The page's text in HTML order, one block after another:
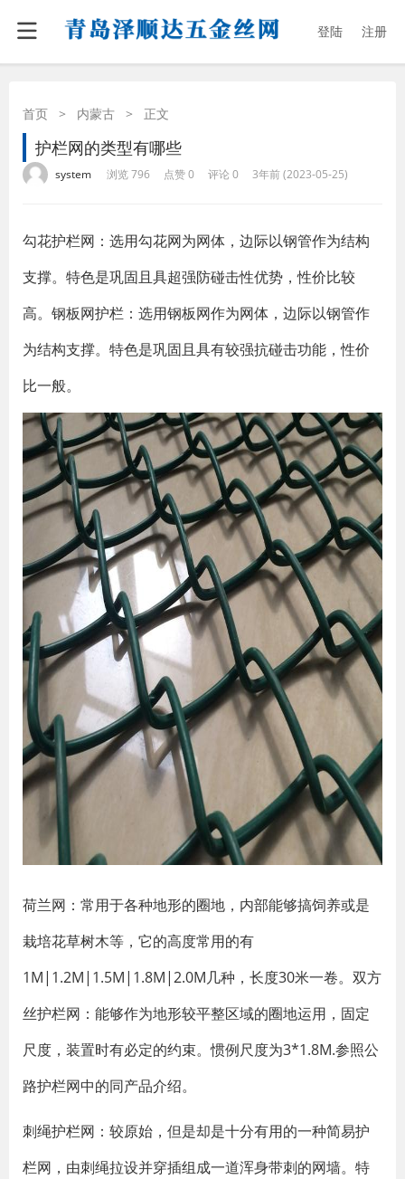
登陆 注册
首页 > 内蒙古 > 正文
护栏网的类型有哪些
system 浏览 796 点赞 0 评论 0 3年前 (2023-05-25)
勾花护栏网：选用勾花网为网体，边际以钢管作为结构
支撑。特色是巩固且具超强防碰击性优势，性价比较
高。钢板网护栏：选用钢板网作为网体，边际以钢管作
为结构支撑。特色是巩固且具有较强抗碰击功能，性价
比一般。
荷兰网：常用于各种地形的圈地，内部能够搞饲养或是
栽培花草树木等，它的高度常用的有
1M|1.2M|1.5M|1.8M|2.0M几种，长度30米一卷。双方
丝护栏网：能够作为地形较平整区域的圈地运用，固定
尺度，装置时有必定的约束。惯例尺度为3*1.8M.参照公
路护栏网中的同产品介绍。
刺绳护栏网：较原始，但是却是十分有用的一种简易护
栏网，由刺绳拉设并穿插组成一道浑身带刺的网墙。特